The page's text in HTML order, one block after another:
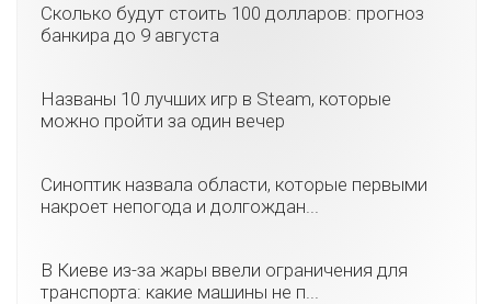
Сколько будут стоить 100 долларов: прогноз
банкира до 9 августа
Названы 10 лучших игр в Steam, которые
можно пройти за один вечер
Синоптик назвала области, которые первыми
накроет непогода и долгождан...
В Киеве из-за жары ввели ограничения для
транспорта: какие машины не п...